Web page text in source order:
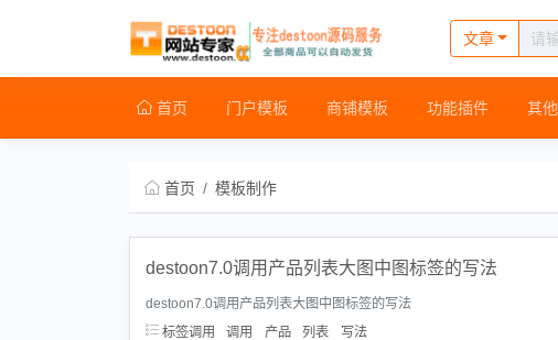
文章
首页 门户模板 商铺模板 功能插件 其他
首页 模板制作
destoon7.0调用产品列表大图中图标签的写法
destoon7.0调用产品列表大图中图标签的写法
标签调用
调用 产品 列表 写法